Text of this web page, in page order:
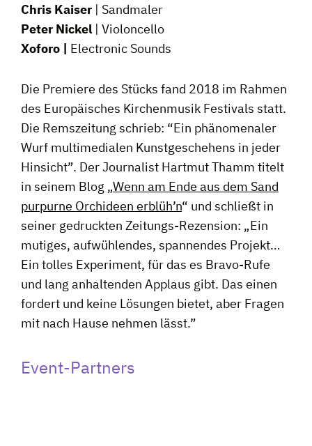
Chris Kaiser | Sandmaler
Peter Nickel| Violoncello
Xoforo | Electronic Sounds
Die Premiere des Stücks fand 2018 im Rahmen
des Europäisches Kirchenmusik Festivals statt.
Die Remszeitung schrieb: “Ein phänomenaler
Wurf multimedialen Kunstgeschehens in jeder
Hinsicht”. Der Journalist Hartmut Thamm titelt
in seinem Blog „Wenn am Ende aus dem Sand
purpurne Orchideen erblüh’n“ und schließt in
seiner gedruckten Zeitungs-Rezension: „Ein
mutiges, aufwühlendes, spannendes Projekt…
Ein tolles Experiment, für das es Bravo-Rufe
und lang anhaltenden Applaus gibt. Das einen
fordert und keine Lösungen bietet, aber Fragen
mit nach Hause nehmen lässt.”
Event-Partners